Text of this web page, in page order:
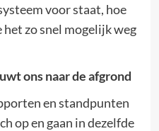
voor staat, hoe
zo snel mogelijk weg
ons naar de afgrond
en standpunten
op en gaan in dezelfde